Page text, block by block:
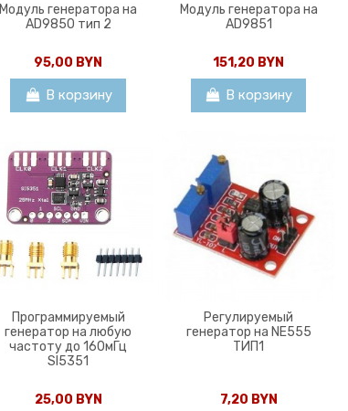
Модуль генератора на
AD9850 тип 2
95,00 BYN
В корзину
Модуль генератора на
AD9851
151,20 BYN
В корзину
Программируемый
генератор на любую
частоту до 160мГц
SI5351
25,00 BYN
Регулируемый
генератор на NE555
ТИП1
7,20 BYN